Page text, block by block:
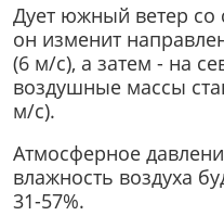
Дует южный ветер
он изменит
(6 м/с), а затем - на
воздушные массы
м/с).
Атмосферное
влажность воздуха
31-57%.